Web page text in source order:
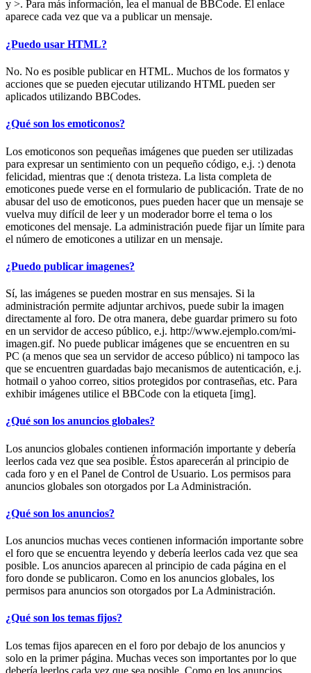
y >. Para más información, lea el manual de BBCode. El enlace
aparece cada vez que va a publicar un mensaje.
¿Puedo usar HTML?
No. No es posible publicar en HTML. Muchos de los formatos y
acciones que se pueden ejecutar utilizando HTML pueden ser
aplicados utilizando BBCodes.
¿Qué son los emoticonos?
Los emoticonos son pequeñas imágenes que pueden ser utilizadas
para expresar un sentimiento con un pequeño código, e.j. :) denota
felicidad, mientras que :( denota tristeza. La lista completa de
emoticones puede verse en el formulario de publicación. Trate de no
abusar del uso de emoticonos, pues pueden hacer que un mensaje se
vuelva muy difícil de leer y un moderador borre el tema o los
emoticones del mensaje. La administración puede fijar un límite para
el número de emoticones a utilizar en un mensaje.
¿Puedo publicar imagenes?
Sí, las imágenes se pueden mostrar en sus mensajes. Si la
administración permite adjuntar archivos, puede subir la imagen
directamente al foro. De otra manera, debe guardar primero su foto
en un servidor de acceso público, e.j. http://www.ejemplo.com/mi-
imagen.gif. No puede publicar imágenes que se encuentren en su
PC (a menos que sea un servidor de acceso público) ni tampoco las
que se encuentren guardadas bajo mecanismos de autenticación, e.j.
hotmail o yahoo correo, sitios protegidos por contraseñas, etc. Para
exhibir imágenes utilice el BBCode con la etiqueta [img].
¿Qué son los anuncios globales?
Los anuncios globales contienen información importante y debería
leerlos cada vez que sea posible. Éstos aparecerán al principio de
cada foro y en el Panel de Control de Usuario. Los permisos para
anuncios globales son otorgados por La Administración.
¿Qué son los anuncios?
Los anuncios muchas veces contienen información importante sobre
el foro que se encuentra leyendo y debería leerlos cada vez que sea
posible. Los anuncios aparecen al principio de cada página en el
foro donde se publicaron. Como en los anuncios globales, los
permisos para anuncios son otorgados por La Administración.
¿Qué son los temas fijos?
Los temas fijos aparecen en el foro por debajo de los anuncios y
solo en la primer página. Muchas veces son importantes por lo que
debería leerlos cada vez que sea posible. Como en los anuncios